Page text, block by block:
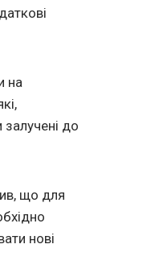
на
до
що для
нові